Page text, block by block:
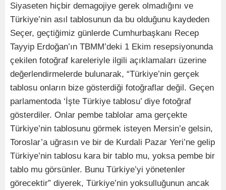
Siyaseten hiçbir demagojiye gerek olmadığını ve
Türkiye’nin asıl tablosunun da bu olduğunu kaydeden
Seçer, geçtiğimiz günlerde Cumhurbaşkanı Recep
Tayyip Erdoğan’ın TBMM’deki 1 Ekim resepsiyonunda
çekilen fotoğraf kareleriyle ilgili açıklamaları üzerine
değerlendirmelerde bulunarak, “Türkiye’nin gerçek
tablosu onların bize gösterdiği fotoğraflar değil. Geçen
parlamentoda ‘İşte Türkiye tablosu’ diye fotoğraf
gösterdiler. Onlar pembe tablolar ama gerçekte
Türkiye’nin tablosunu görmek isteyen Mersin’e gelsin,
Toroslar’a uğrasın ve bir de Kurdali Pazar Yeri’ne gelip
Türkiye’nin tablosu kara bir tablo mu, yoksa pembe bir
tablo mu görsünler. Bunu Türkiye’yi yönetenler
görecektir” diyerek, Türkiye’nin yoksulluğunun ancak